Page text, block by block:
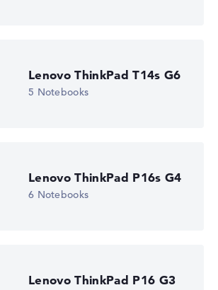
Lenovo ThinkPad T14s G6
5 Notebooks
Lenovo ThinkPad P16s G4
6 Notebooks
Lenovo ThinkPad P16 G3